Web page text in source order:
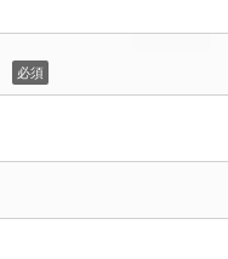
必須